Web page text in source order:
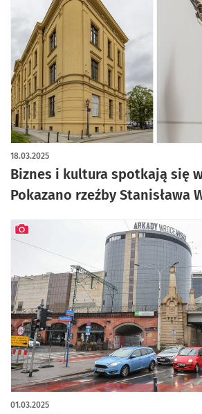
Biznes i kultura spotkają się w
Pokazano rzeźby Stanisława
18.03.2025
artykuł z galerią zdjęć
01.03.2025
artykuł z galerią zdjęć